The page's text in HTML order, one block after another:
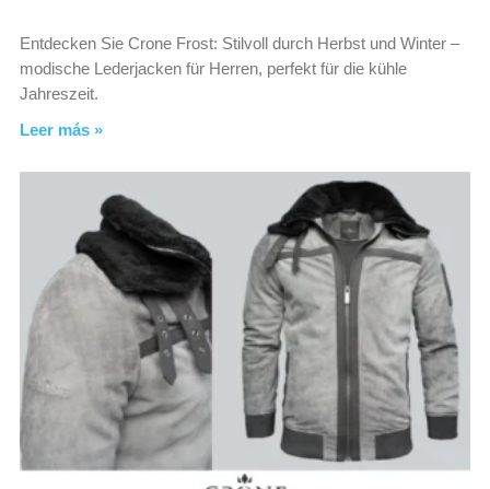
Entdecken Sie Crone Frost: Stilvoll durch Herbst und Winter –
modische Lederjacken für Herren, perfekt für die kühle
Jahreszeit.
Leer más »